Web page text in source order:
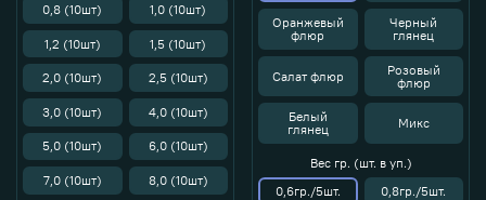
0,8 (10шт) 1,0 (10шт)
1,2 (10шт) 1,5 (10шт)
2,0 (10шт) 2,5 (10шт)
3,0 (10шт) 4,0 (10шт)
5,0 (10шт) 6,0 (10шт)
7,0 (10шт) 8,0 (10шт)
Оранжевый
флюр
Черный
глянец
Салат флюр
Розовый
флюр
Белый
глянец
Микс
Вес гр. (шт. в уп.)
0,6гр./5шт.
0,8гр./5шт.